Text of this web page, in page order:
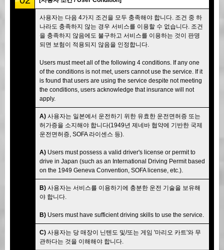
사용자는 다음 4가지 조건을 모두 충족해야 합니다. 조건 중 하
나라도 충족하지 않는 경우 서비스를 이용할 수 없습니다. 조건
을 충족하지 않음에도 불구하고 서비스를 이용하는 것이 판명
되면 보험이 적용되지 않음을 인정합니다.
Users must meet all of the following 4 conditions. If any one
of the conditions is not met, users cannot use the service. If it
is found that users are using the service despite not meeting
the conditions, users acknowledge that insurance will not
apply.
A) 사용자는 일본에서 운전하기 위한 유효한 운전면허증 또는
허가증을 소지해야 합니다(1949년 제네바 협약에 기반한 국제
운전면허증, SOFA 라이센스 등).
A) Users must possess a valid driver's license or permit to
drive in Japan (such as an International Driving Permit based
on the 1949 Geneva Convention, SOFA license, etc.).
B) 사용자는 서비스를 이용하기에 충분한 운전 기술을 보유해
야 합니다.
B) Users must have sufficient driving skills to use the service.
C) 사용자는 당 매장이 닌텐도 및/또는 게임 '마리오 카트'와 무
관하다는 것을 이해해야 합니다.